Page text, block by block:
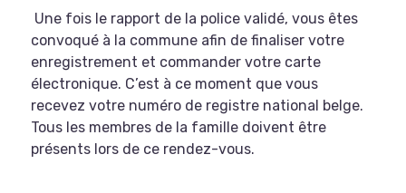
Une fois le rapport de la police validé, vous êtes
convoqué à la commune afin de finaliser votre
enregistrement et commander votre carte
électronique. C’est à ce moment que vous
recevez votre numéro de registre national belge.
Tous les membres de la famille doivent être
présents lors de ce rendez-vous.